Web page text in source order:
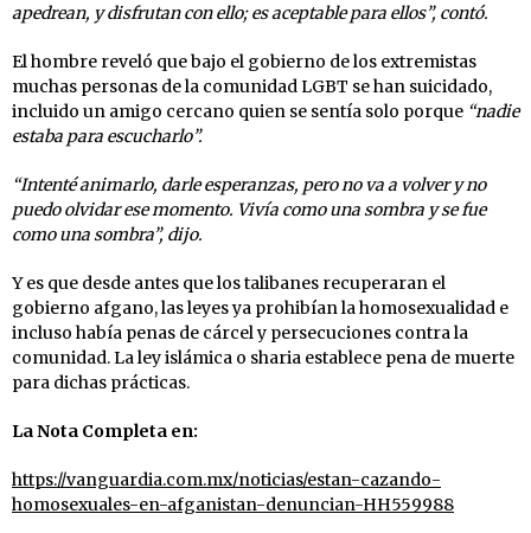
apedrean, y disfrutan con ello; es aceptable para ellos”, contó.
El hombre reveló que bajo el gobierno de los extremistas
muchas personas de la comunidad LGBT se han suicidado,
incluido un amigo cercano quien se sentía solo porque “nadie
estaba para escucharlo”.
“Intenté animarlo, darle esperanzas, pero no va a volver y no
puedo olvidar ese momento. Vivía como una sombra y se fue
como una sombra”, dijo.
Y es que desde antes que los talibanes recuperaran el
gobierno afgano, las leyes ya prohibían la homosexualidad e
incluso había penas de cárcel y persecuciones contra la
comunidad. La ley islámica o sharia establece pena de muerte
para dichas prácticas.
La Nota Completa en:
https://vanguardia.com.mx/noticias/estan-cazando-
homosexuales-en-afganistan-denuncian-HH559988